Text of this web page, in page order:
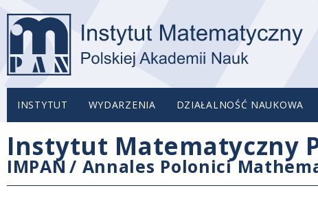
INSTYTUT WYDARZENIA DZIAŁALNOŚĆ NAUKOWA
Instytut Matematyczny
IMPAN / Annales Polonici